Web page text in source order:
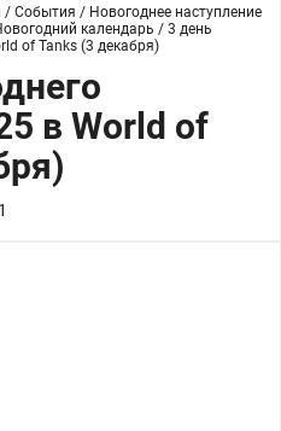
/ События / Новогоднее наступление
календарь / 3 день
of Tanks (3 декабря)
в World of